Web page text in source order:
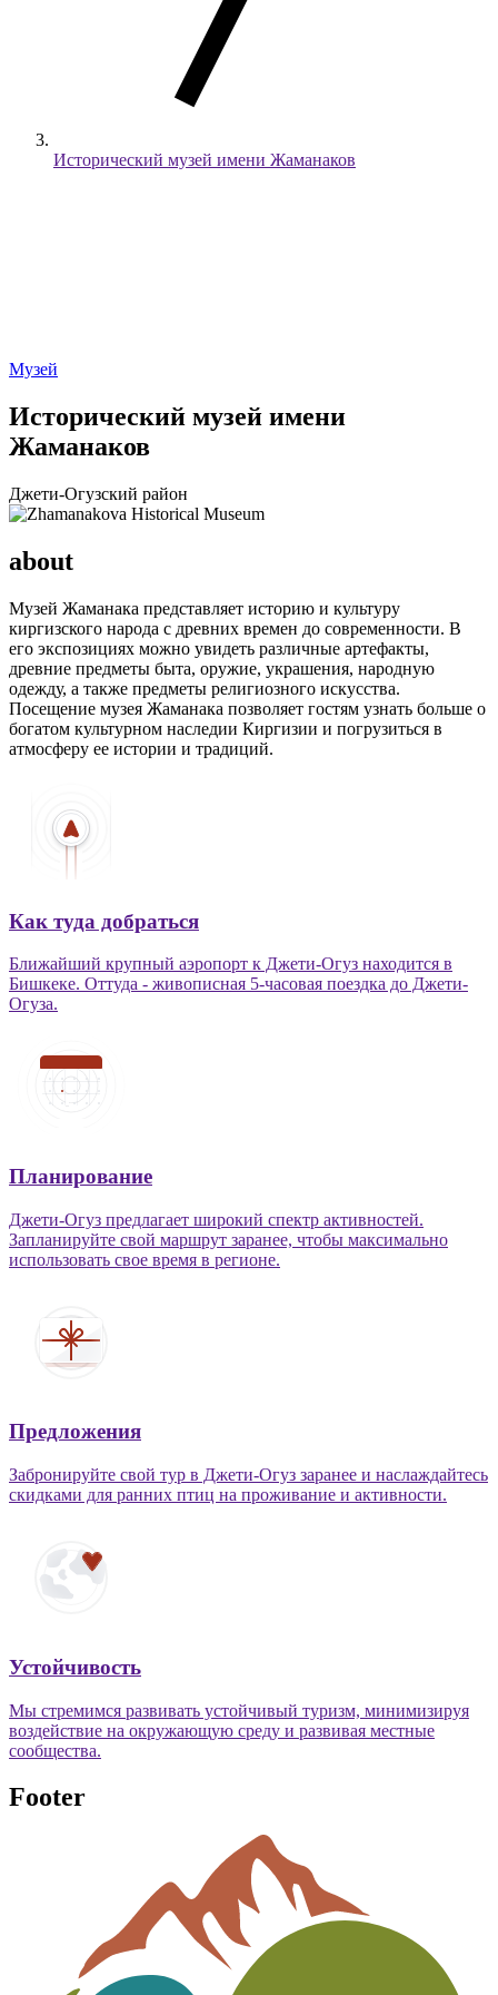
Исторический музей имени Жаманаков
Музей
Исторический музей имени
Жаманаков
Джети-Огузский район
about
Музей Жаманака представляет историю и культуру
киргизского народа с древних времен до современности. В
его экспозициях можно увидеть различные артефакты,
древние предметы быта, оружие, украшения, народную
одежду, а также предметы религиозного искусства.
Посещение музея Жаманака позволяет гостям узнать больше о
богатом культурном наследии Киргизии и погрузиться в
атмосферу ее истории и традиций.
Как туда добраться
Ближайший крупный аэропорт к Джети-Огуз находится в
Бишкеке. Оттуда - живописная 5-часовая поездка до Джети-
Огуза.
Планирование
Джети-Огуз предлагает широкий спектр активностей.
Запланируйте свой маршрут заранее, чтобы максимально
использовать свое время в регионе.
Предложения
Забронируйте свой тур в Джети-Огуз заранее и наслаждайтесь
скидками для ранних птиц на проживание и активности.
Устойчивость
Мы стремимся развивать устойчивый туризм, минимизируя
воздействие на окружающую среду и развивая местные
сообщества.
Footer